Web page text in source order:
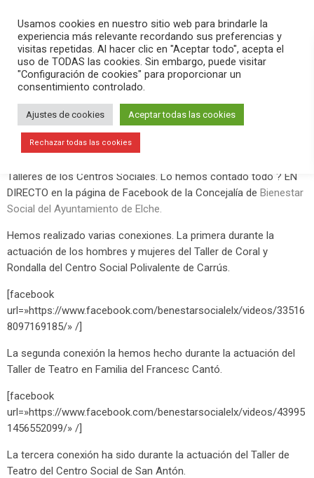
search menu pause PLAY
mayo 28, 2019
Clausura de los Talleres de los
Centros Sociales
El Centro de Congresos ha acogido esta tarde de martes 28 de
Talleres de los Centros Sociales. Lo hemos contado todo ? EN
DIRECTO en la página de Facebook de la Concejalía de Bienestar
Social del Ayuntamiento de Elche.
Hemos realizado varias conexiones. La primera durante la
actuación de los hombres y mujeres del Taller de Coral y
Rondalla del Centro Social Polivalente de Carrús.
[facebook
url=»https://www.facebook.com/benestarsocialelx/videos/33516
8097169185/» /]
La segunda conexión la hemos hecho durante la actuación del
Taller de Teatro en Familia del Francesc Cantó.
[facebook
url=»https://www.facebook.com/benestarsocialelx/videos/43995
1456552099/» /]
La tercera conexión ha sido durante la actuación del Taller de
Teatro del Centro Social de San Antón.
Usamos cookies en nuestro sitio web para brindarle la
experiencia más relevante recordando sus preferencias y
visitas repetidas. Al hacer clic en "Aceptar todo", acepta el
uso de TODAS las cookies. Sin embargo, puede visitar
"Configuración de cookies" para proporcionar un
consentimiento controlado.
Ajustes de cookies Aceptar todas las cookies
Rechazar todas las cookies